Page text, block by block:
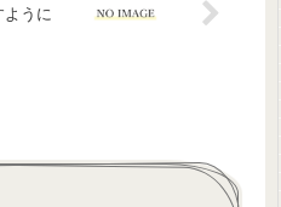
ように